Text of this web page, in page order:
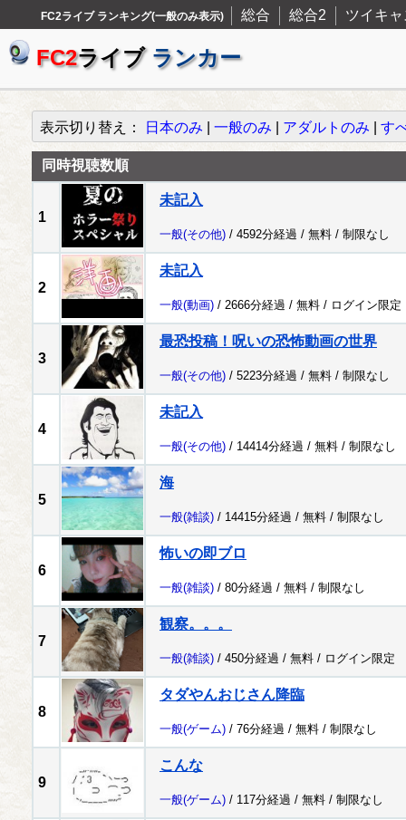
FC2ライブ ランキング(一般のみ表示) 総合 総合2 ツイキャ
FC2ライブ ランカー
表示切り替え： 日本のみ 一般のみ アダルトのみ す
同時視聴数順
1
未記入
一般(その他) / 4592分経過 / 無料 / 制限なし
2
未記入
一般(動画) / 2666分経過 / 無料 / ログイン限定
3
最恐投稿！呪いの恐怖動画の世界
一般(その他) / 5223分経過 / 無料 / 制限なし
4
未記入
一般(その他) / 14414分経過 / 無料 / 制限なし
5
海
一般(雑談) / 14415分経過 / 無料 / 制限なし
6
怖いの即ブロ
一般(雑談) / 80分経過 / 無料 / 制限なし
7
観察。。。
一般(雑談) / 450分経過 / 無料 / ログイン限定
8
タダやんおじさん降臨
一般(ゲーム) / 76分経過 / 無料 / 制限なし
9
こんな
一般(ゲーム) / 117分経過 / 無料 / 制限なし